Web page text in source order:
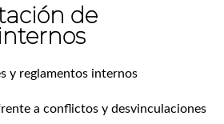
de
y reglamentos internos
a conflictos y desvinculaciones